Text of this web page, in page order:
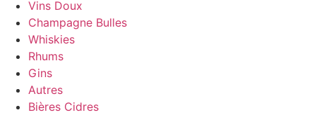
Vins Doux
Champagne Bulles
Whiskies
Rhums
Gins
Autres
Bières Cidres